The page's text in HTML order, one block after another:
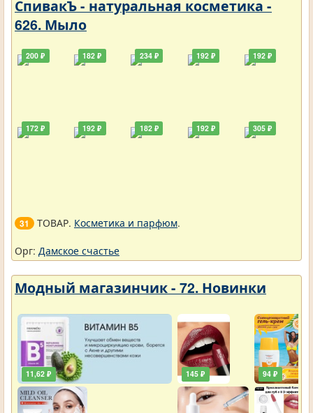
СпивакЪ - натуральная косметика -
626. Мыло
200 ₽
172 ₽
182 ₽
192 ₽
234 ₽
182 ₽
192 ₽
192 ₽
192 ₽
305 ₽
31 ТОВАР. Косметика и парфюм.
Орг: Дамское счастье
Модный магазинчик - 72. Новинки
11,62 ₽ 145 ₽ 94 ₽